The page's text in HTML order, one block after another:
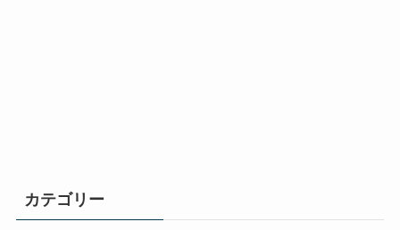
カテゴリー